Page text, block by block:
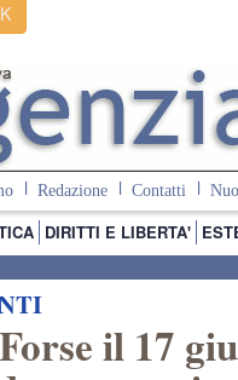
Redazione Contatti
DIRITTI E LIBERTA'
il 17